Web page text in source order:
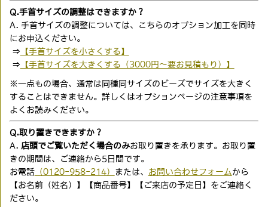
Q.手首サイズの調整はできますか？
A. 手首サイズの調整については、こちらのオプション加工を同時
にお申込ください。
⇒ 【手首サイズを小さくする】
⇒ 【手首サイズを大きくする（3000円〜要お見積もり）】
※一点もの場合、通常は同種同サイズのビーズでサイズを大きく
することはできません。詳しくはオプションページの注意事項を
よくお読みください。
Q.取り置きできますか？
A. 店頭でご覧いただく場合のみお取り置きを承ります。お取り置
きの期間は、ご連絡から5日間です。
お電話（0120-958-214） または、 お問い合わせフォーム から
【お名前（姓名）】【商品番号】【ご来店の予定日】をご連絡く
ださい。